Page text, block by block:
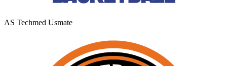
AS Techmed Usmate